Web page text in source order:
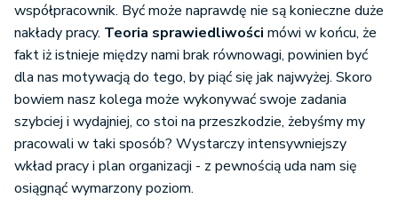
współpracownik. Być może naprawdę nie są konieczne duże
nakłady pracy. Teoria sprawiedliwości mówi w końcu, że
fakt iż istnieje między nami brak równowagi, powinien być
dla nas motywacją do tego, by piąć się jak najwyżej. Skoro
bowiem nasz kolega może wykonywać swoje zadania
szybciej i wydajniej, co stoi na przeszkodzie, żebyśmy my
pracowali w taki sposób? Wystarczy intensywniejszy
wkład pracy i plan organizacji - z pewnością uda nam się
osiągnąć wymarzony poziom.